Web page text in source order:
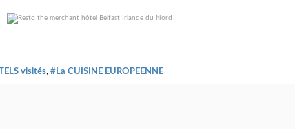
visités, #La CUISINE EUROPEENNE